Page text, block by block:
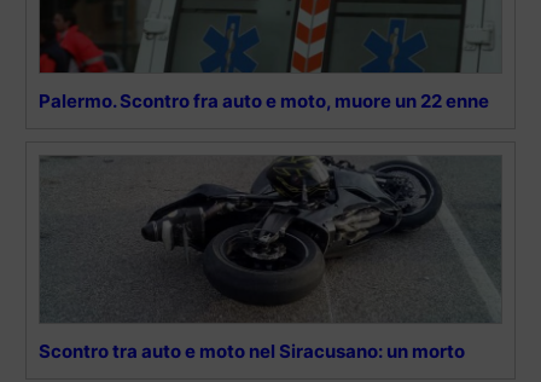
Palermo. Scontro fra auto e moto, muore un 22 enne
Scontro tra auto e moto nel Siracusano: un morto